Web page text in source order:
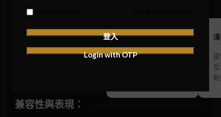
正宗日本品質
由日本工藝精心製
獨特果香口味
每一口都能體驗到
兼容性與表現：
登入
Login with OTP